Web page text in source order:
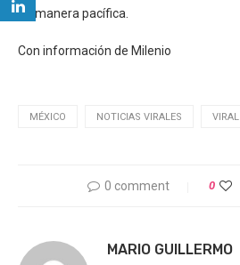
de manera pacífica.
Con información de Milenio
MÉXICO NOTICIAS VIRALES VIRAL
0 comment 0
MARIO GUILLERMO